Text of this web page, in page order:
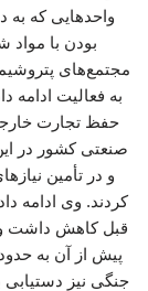
واحدهایی که به
بودن با
مجتمع‌های
به فعالیت
حفظ تجارت
صنعتی کشور در
و در تأمین
کردند. وی ادامه
جنگی نیز